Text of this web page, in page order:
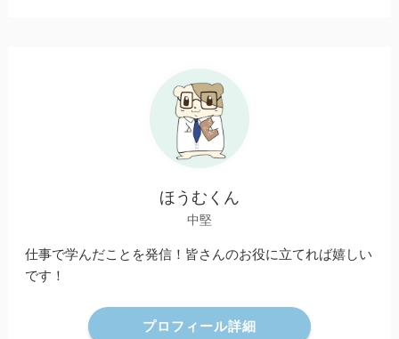
ほうむくん
中堅
仕事で学んだことを発信！皆さんのお役に立てれば嬉しい
です！
プロフィール詳細